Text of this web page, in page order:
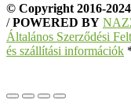
© Copyright 2016-
/POWERED BY
Általános Szerződési
és szállítási információk